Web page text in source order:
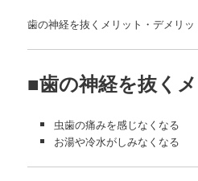
歯の神経を抜くメリット・デメリッ
■歯の神経を抜く
虫歯の痛みを感じなくなる
お湯や冷水がしみなくなる